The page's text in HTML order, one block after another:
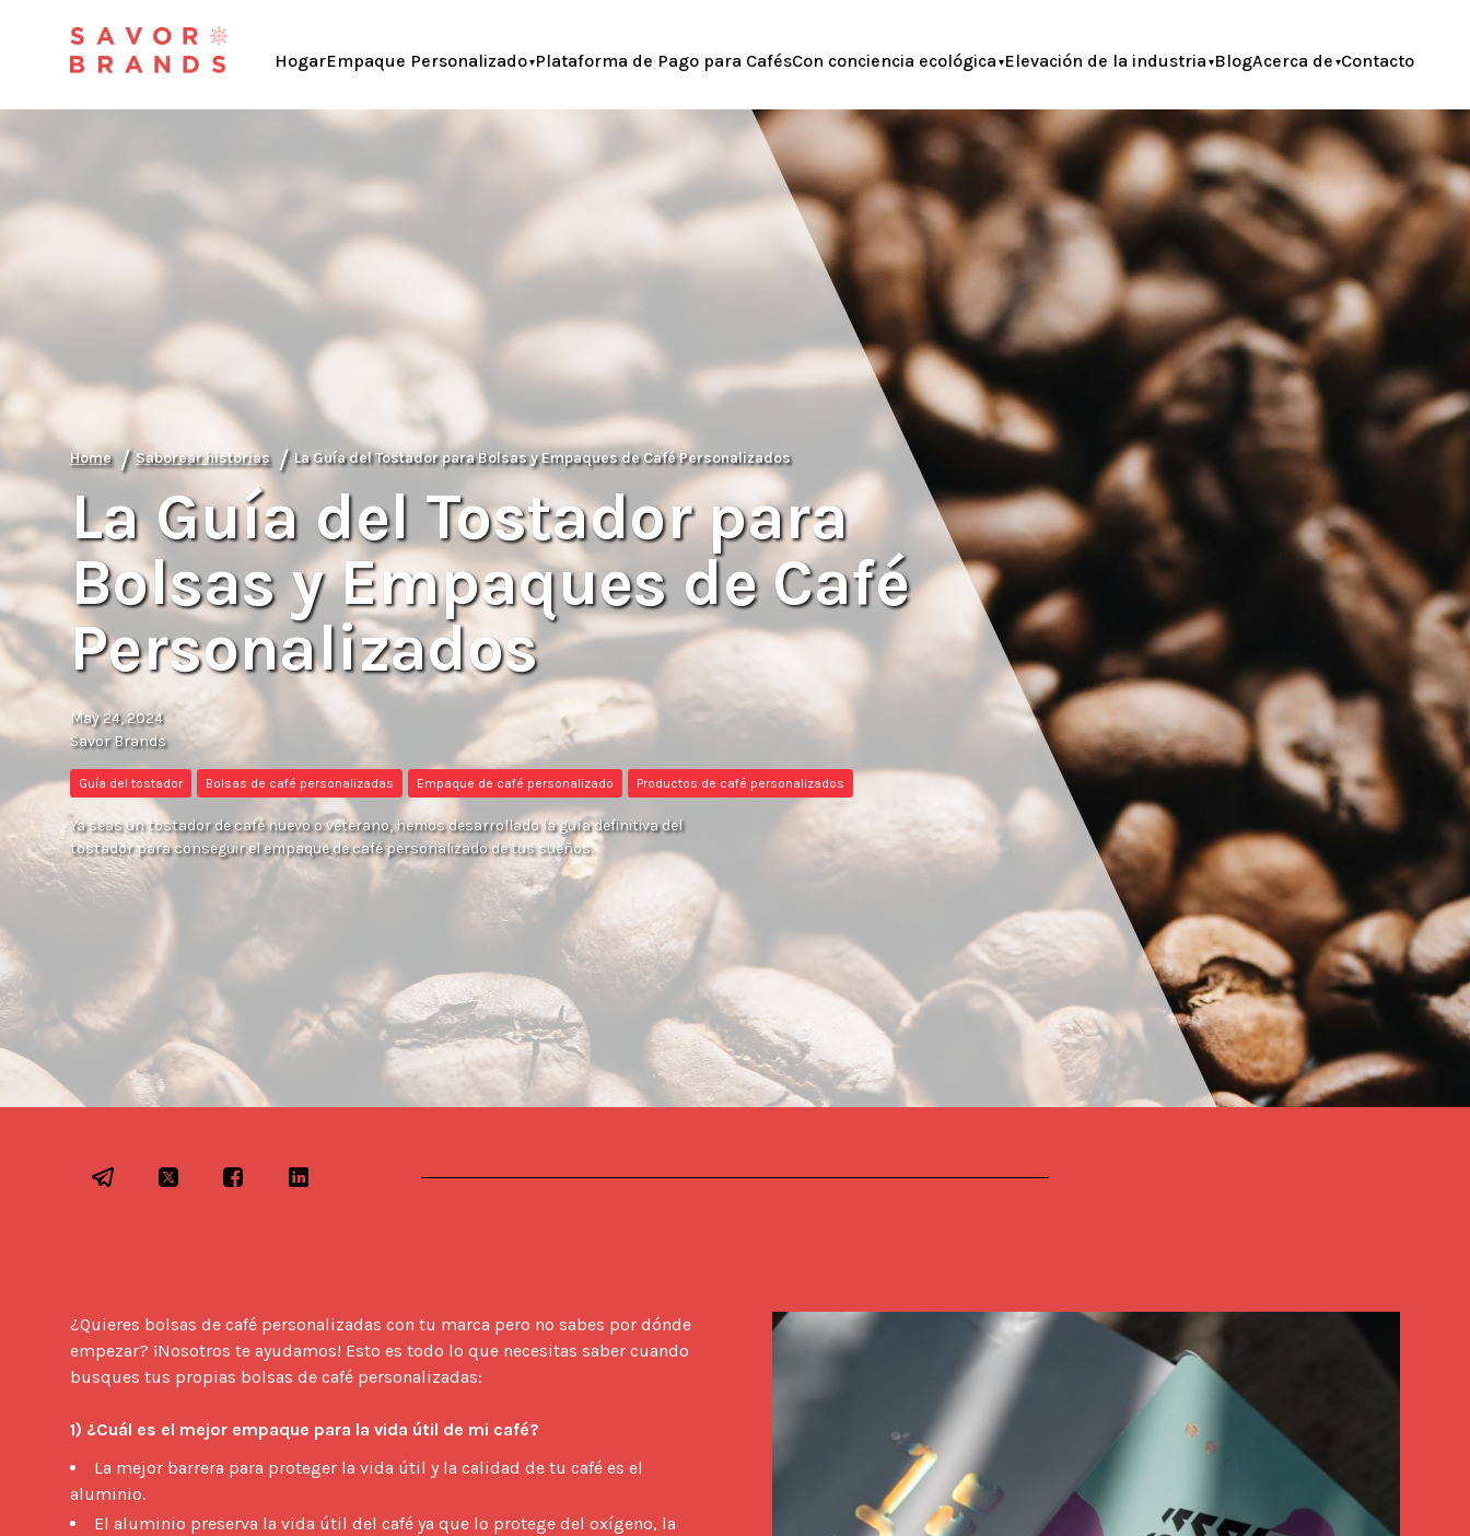
HogarEmpaque Personalizado Plataforma de Pago para CafésCon conciencia ecológica Elevación de la industria BlogAcerca de Contacto
Home / Saborear historias / La Guía del Tostador para Bolsas y Empaques de Café Personalizados
La Guía del Tostador para
Bolsas y Empaques de Café
Personalizados
May 24, 2024
Savor Brands
Guía del tostador Bolsas de café personalizadas Empaque de café personalizado Productos de café personalizados
Ya seas un tostador de café nuevo o veterano, hemos desarrollado la guía definitiva del
tostador para conseguir el empaque de café personalizado de tus sueños.
¿Quieres bolsas de café personalizadas con tu marca pero no sabes por dónde
empezar? ¡Nosotros te ayudamos! Esto es todo lo que necesitas saber cuando
busques tus propias bolsas de café personalizadas:
1) ¿Cuál es el mejor empaque para la vida útil de mi café?
La mejor barrera para proteger la vida útil y la calidad de tu café es el
aluminio.
El aluminio preserva la vida útil del café ya que lo protege del oxígeno, la